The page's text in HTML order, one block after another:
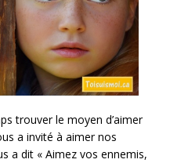
trouver le moyen d’aimer
a invité à aimer nos
a dit « Aimez vos ennemis,